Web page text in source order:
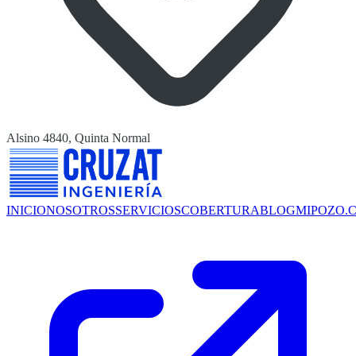
Alsino 4840, Quinta Normal
INICIONOSOTROSSERVICIOSCOBERTURABLOG